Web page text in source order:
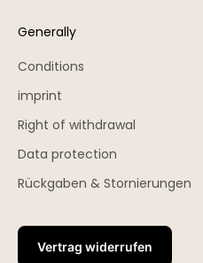
Generally
Conditions
imprint
Right of withdrawal
Data protection
Rückgaben & Stornierungen
Vertrag widerrufen